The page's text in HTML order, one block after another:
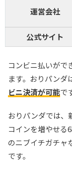
運営会社
公式サイト
コンビニ払いがで
ます。おりパンダ
ビニ決済が可能で
おりパンダでは、
コインを増やせる
のニブイチガチャ
です。